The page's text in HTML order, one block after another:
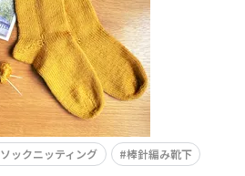
ソックニッティング
棒針編み靴下